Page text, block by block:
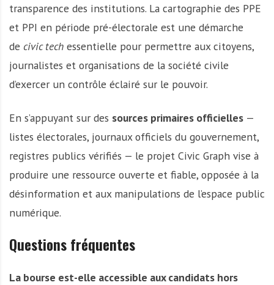
transparence des institutions. La cartographie des PPE
et PPI en période pré-électorale est une démarche
de civic tech essentielle pour permettre aux citoyens,
journalistes et organisations de la société civile
d’exercer un contrôle éclairé sur le pouvoir.
En s’appuyant sur des sources primaires officielles —
listes électorales, journaux officiels du gouvernement,
registres publics vérifiés — le projet Civic Graph vise à
produire une ressource ouverte et fiable, opposée à la
désinformation et aux manipulations de l’espace public
numérique.
Questions fréquentes
La bourse est-elle accessible aux candidats hors